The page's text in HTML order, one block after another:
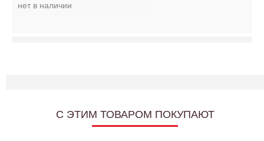
нет в наличии
C ЭТИМ ТОВАРОМ ПОКУПАЮТ